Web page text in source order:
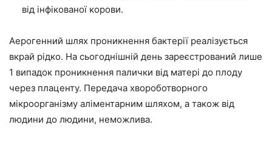
від інфікованої корови.
Аерогенний шлях проникнення бактерії реалізується
вкрай рідко. На сьогоднішній день зареєстрований лише
1 випадок проникнення палички від матері до плоду
через плаценту. Передача хвороботворного
мікроорганізму аліментарним шляхом, а також від
людини до людини, неможлива.